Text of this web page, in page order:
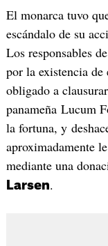
El monarca tuvo
escándalo de su
Los responsables
por la existencia
obligado a
panameña Lucum
la fortuna, y
aproximadamente
mediante una
Larsen.